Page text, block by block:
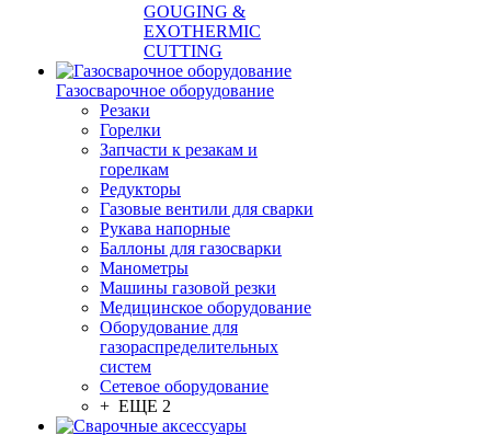
GOUGING &
EXOTHERMIC
CUTTING
Газосварочное оборудование
Резаки
Горелки
Запчасти к резакам и
горелкам
Редукторы
Газовые вентили для сварки
Рукава напорные
Баллоны для газосварки
Манометры
Машины газовой резки
Медицинское оборудование
Оборудование для
газораспределительных
систем
Сетевое оборудование
+ ЕЩЕ 2